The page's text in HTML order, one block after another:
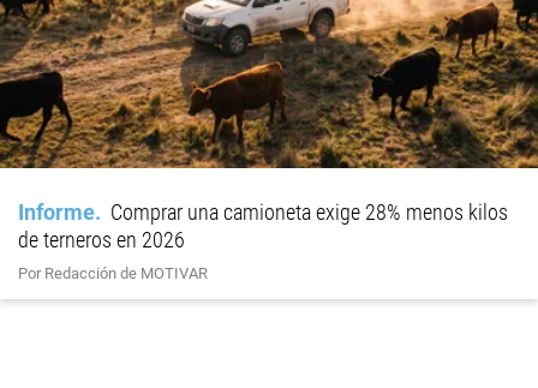
Informe
Comprar una camioneta exige 28% menos kilos
de terneros en 2026
Por Redacción de MOTIVAR